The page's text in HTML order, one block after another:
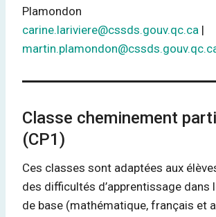
Plamondon
carine.lariviere@cssds.gouv.qc.ca |
Classe cheminement
(CP1)
Ces classes sont adaptées aux
des difficultés d’apprentissage dans
de base (mathématique, français et